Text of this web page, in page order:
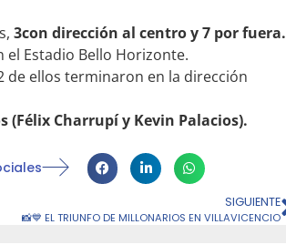
3con dirección al centro y 7 por fuera.
Estadio Bello Horizonte.
de ellos terminaron en la dirección
(Félix Charrupí y Kevin Palacios).
SIGUIENTE
📸💙 EL TRIUNFO DE MILLONARIOS EN VILLAVICENCIO